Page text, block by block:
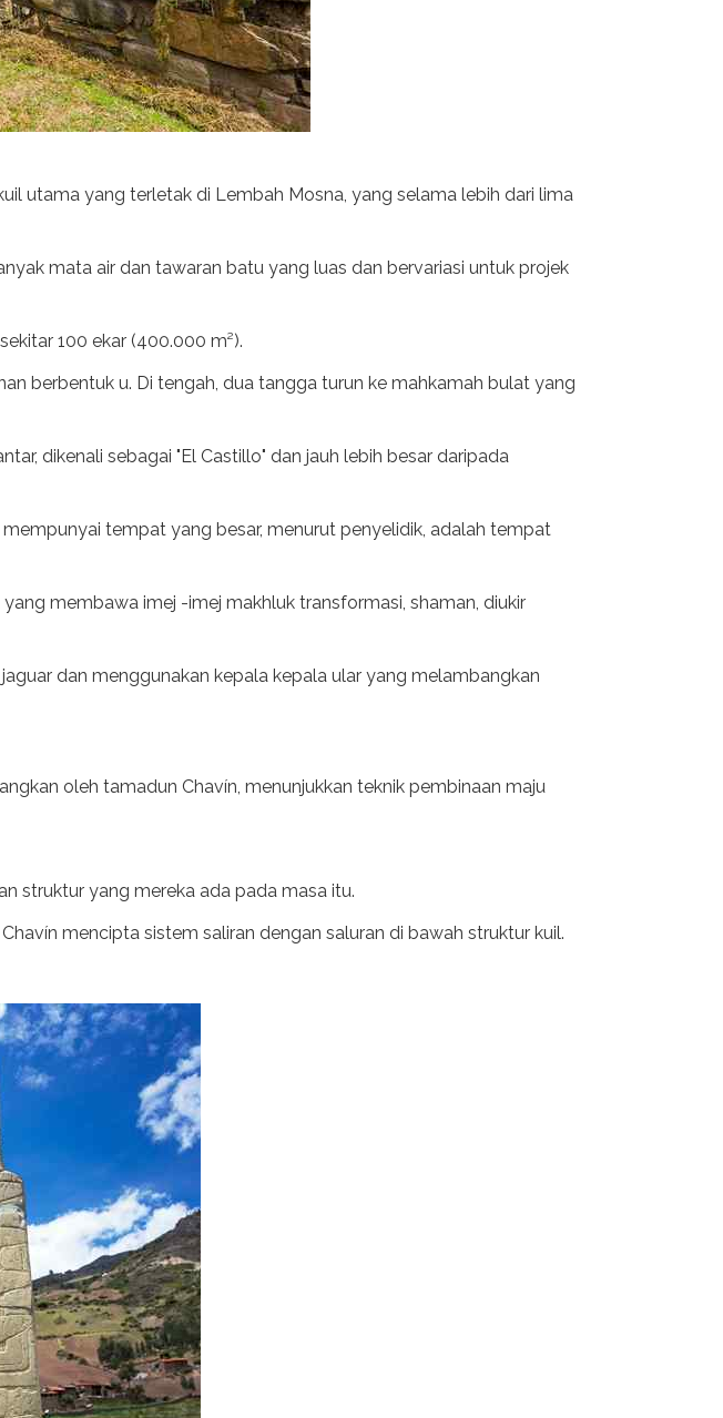
utama yang terletak di Lembah Mosna, yang selama lebih dari lima
mata air dan tawaran batu yang luas dan bervariasi untuk projek
100 ekar (400.000 m²).
berbentuk u. Di tengah, dua tangga turun ke mahkamah bulat yang
dikenali sebagai "El Castillo" dan jauh lebih besar daripada
tempat yang besar, menurut penyelidik, adalah tempat
membawa imej -imej makhluk transformasi, shaman, diukir
dan menggunakan kepala kepala ular yang melambangkan
oleh tamadun Chavín, menunjukkan teknik pembinaan maju
struktur yang mereka ada pada masa itu.
mencipta sistem saliran dengan saluran di bawah struktur kuil.